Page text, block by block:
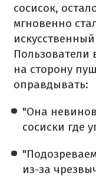
сосисок,
мгновенно
Пользователи
на сторону
оправдывать:
"Она
сосиски где
из-за